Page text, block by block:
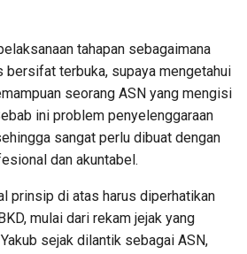
tahapan sebagaimana
bersifat terbuka, supaya mengetahui
seorang ASN yang mengisi
ini problem penyelenggaraan
sangat perlu dibuat dengan
dan akuntabel.
prinsip di atas harus diperhatikan
mulai dari rekam jejak yang
sejak dilantik sebagai ASN,